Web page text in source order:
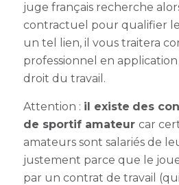
juge français recherche
contractuel pour qualifier le
un tel lien, il vous traitera
professionnel en
droit du travail.
Attention : il existe des
de sportif amateur car
amateurs sont salariés de
justement parce que le
par un contrat de travail